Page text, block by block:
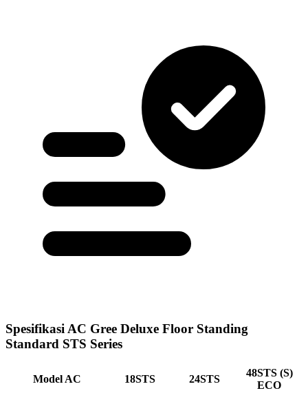
Spesifikasi AC Gree Deluxe Floor Standing
Standard STS Series
Model AC 18STS 24STS
48STS (S)
ECO